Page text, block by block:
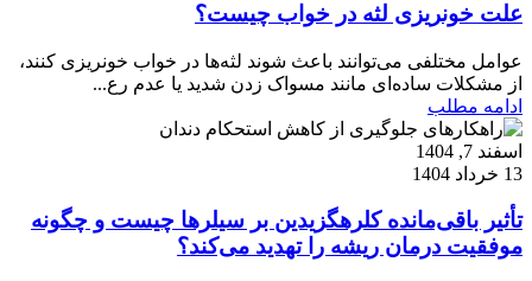
علت خونریزی لثه در خواب چیست؟
عوامل مختلفی می‌توانند باعث شوند لثه‌ها در خواب خونریزی کنند،
از مشکلات ساده‌ای مانند مسواک زدن شدید یا عدم رع...
ادامه مطلب
اسفند 7, 1404
13 خرداد 1404
تأثیر باقی‌مانده کلرهگزیدین بر سیلرها چیست و چگونه
موفقیت درمان ریشه را تهدید می‌کند؟